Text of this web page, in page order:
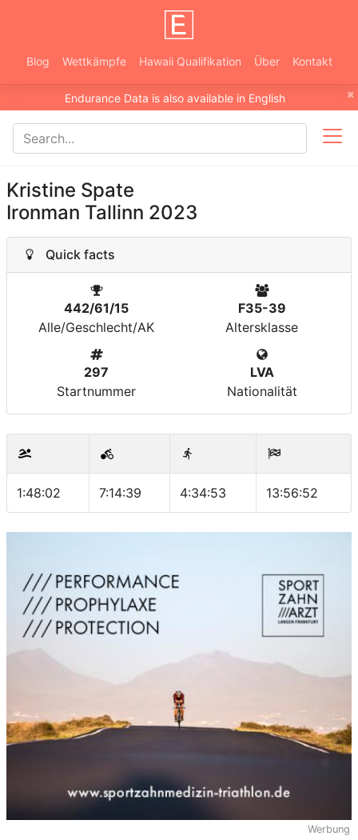
Blog Wettkämpfe Hawaii Qualifikation Über Kontakt
×
Endurance Data is also available in English
Kristine Spate
Ironman Tallinn 2023
Quick facts
442/61/15
Alle/Geschlecht/AK
F35-39
Altersklasse
297
Startnummer
LVA
Nationalität
1:48:02 7:14:39 4:34:53 13:56:52
Werbung